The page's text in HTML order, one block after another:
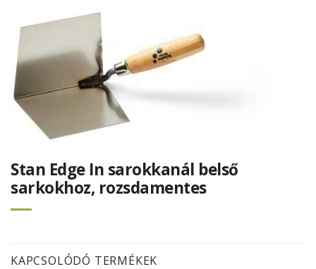
Stan Edge In sarokkanál belső
sarkokhoz, rozsdamentes
KAPCSOLÓDÓ TERMÉKEK